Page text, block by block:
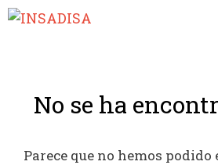
Saltar
No se ha
Parece que no hemos